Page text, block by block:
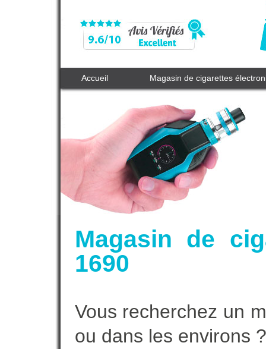
Accueil Magasin de cigarettes
Magasin de
1690
Vous recherchez un
ou dans les environs ?